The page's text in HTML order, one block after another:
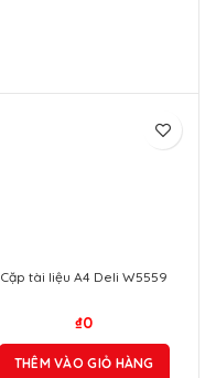
Cặp tài liệu A4 Deli W5559
₫0
THÊM VÀO GIỎ HÀNG